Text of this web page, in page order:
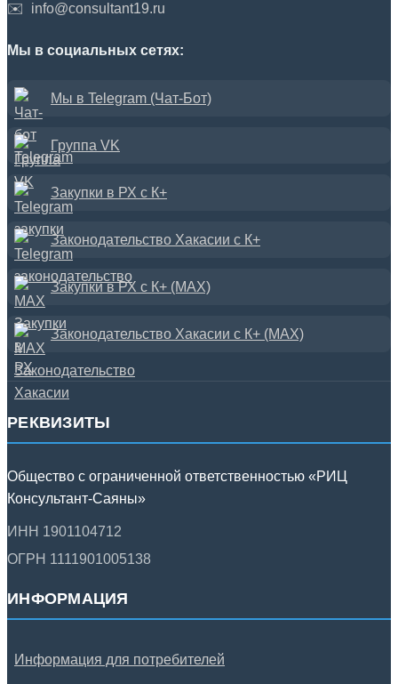
✉️
info@consultant19.ru
Мы в социальных сетях:
Мы в Telegram (Чат-Бот)
Группа VK
Закупки в РХ с К+
Законодательство Хакасии с К+
Закупки в РХ с К+ (MAX)
Законодательство Хакасии с К+ (MAX)
РЕКВИЗИТЫ
Общество с ограниченной ответственностью «РИЦ
Консультант-Саяны»
ИНН 1901104712
ОГРН 1111901005138
ИНФОРМАЦИЯ
Информация для потребителей